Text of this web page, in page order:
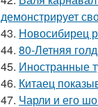
демонстрирует
43. Новосибирец
44. 80-Летняя
45. Иностранные
46. Китаец
47. Чарли и его